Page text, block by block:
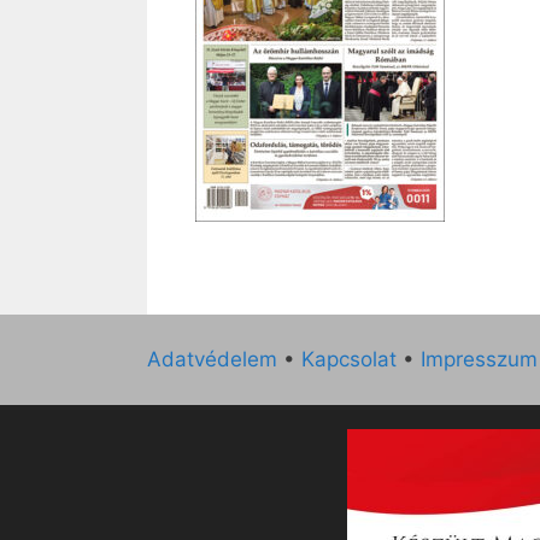
Adatvédelem • Kapcsolat • Impresszum